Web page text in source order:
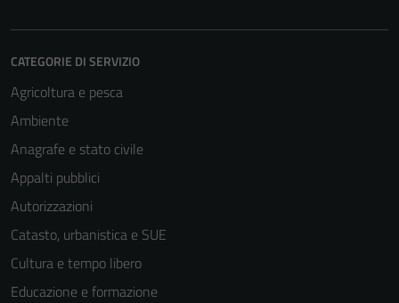
CATEGORIE DI SERVIZIO
Agricoltura e pesca
Ambiente
Anagrafe e stato civile
Appalti pubblici
Autorizzazioni
Catasto, urbanistica e SUE
Cultura e tempo libero
Educazione e formazione
personali.